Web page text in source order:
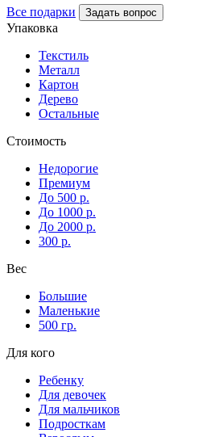
Все подарки Задать вопрос
Упаковка
Текстиль
Металл
Картон
Дерево
Остальные
Стоимость
Недорогие
Премиум
До 500 р.
До 1000 р.
До 2000 р.
300 р.
Вес
Большие
Маленькие
500 гр.
Для кого
Ребенку
Для девочек
Для мальчиков
Подросткам